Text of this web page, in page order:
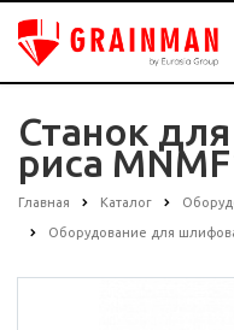
Станок
риса
Главная Каталог
Оборудование для